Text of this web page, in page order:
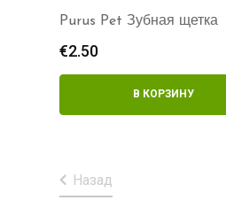
Purus Pet Зубная щетка
€2.50
В КОРЗИНУ
Назад